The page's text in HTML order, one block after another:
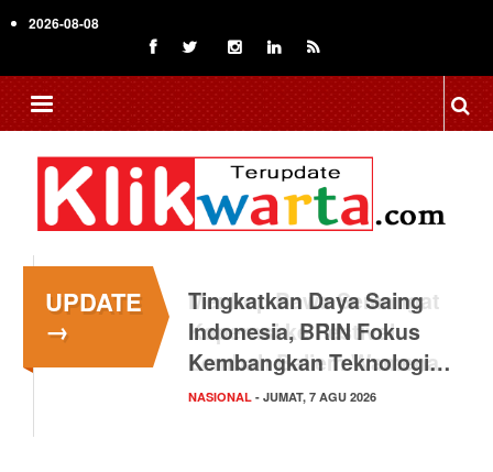
to
content
2026-08-08
UPDATE
→
Tingkatkan Daya Saing
Indonesia, BRIN Fokus
Kembangkan Teknologi…
NASIONAL - JUMAT, 7 AGU 2026